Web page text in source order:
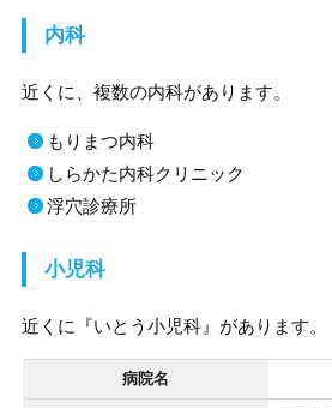
内科
近くに、複数の内科があります。
もりまつ内科
しらかた内科クリニック
浮穴診療所
小児科
近くに『いとう小児科』があります。
病院名